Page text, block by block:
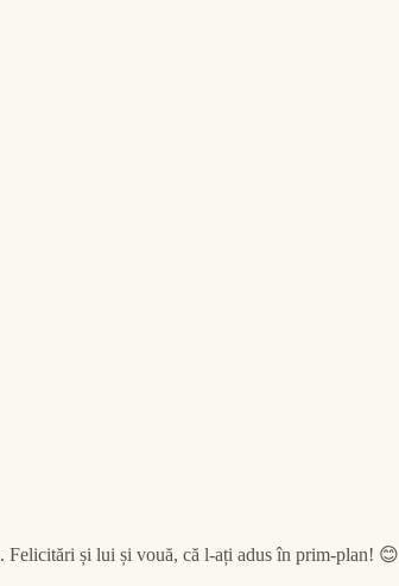
Felicitări și lui și vouă, că l-ați adus în prim-plan! 😊